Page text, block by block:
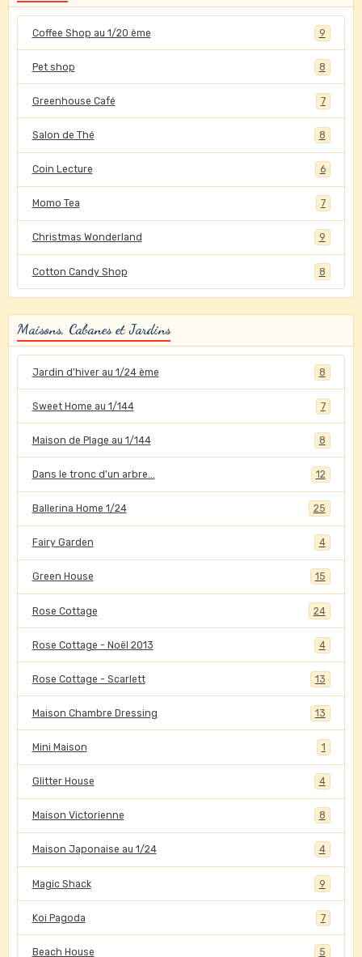
Coffee Shop au 1/20 ème 9
Pet shop 8
Greenhouse Café 7
Salon de Thé 8
Coin Lecture 6
Momo Tea 7
Christmas Wonderland 9
Cotton Candy Shop 8
Maisons, Cabanes et Jardins
Jardin d'hiver au 1/24 ème 8
Sweet Home au 1/144 7
Maison de Plage au 1/144 8
Dans le tronc d'un arbre... 12
Ballerina Home 1/24 25
Fairy Garden 4
Green House 15
Rose Cottage 24
Rose Cottage - Noël 2013 4
Rose Cottage - Scarlett 13
Maison Chambre Dressing 13
Mini Maison 1
Glitter House 4
Maison Victorienne 8
Maison Japonaise au 1/24 4
Magic Shack 9
Koi Pagoda 7
Beach House 5